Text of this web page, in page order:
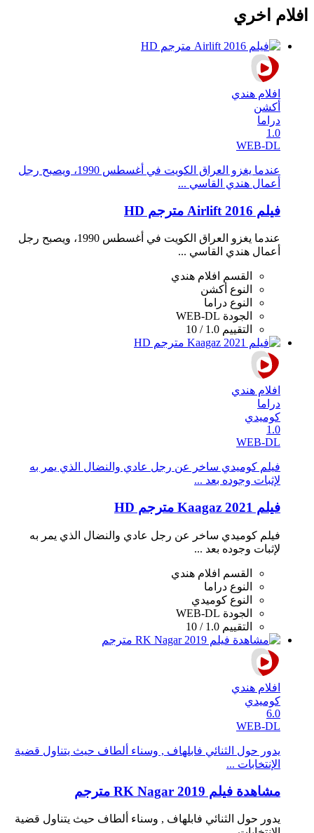
افلام اخري
افلام هندي
أكشن
دراما
1.0
WEB-DL
عندما يغزو العراق الكويت في أغسطس 1990، ويصبح رجل
أعمال هندي القاسي ...
فيلم Airlift 2016 مترجم HD
عندما يغزو العراق الكويت في أغسطس 1990، ويصبح رجل
أعمال هندي القاسي ...
القسم
افلام هندي
النوع أكشن
النوع دراما
الجودة WEB-DL
التقييم 1.0 / 10
افلام هندي
دراما
كوميدي
1.0
WEB-DL
فيلم كوميدي ساخر عن رجل عادي والنضال الذي يمر به
لإثبات وجوده بعد ...
فيلم Kaagaz 2021 مترجم HD
فيلم كوميدي ساخر عن رجل عادي والنضال الذي يمر به
لإثبات وجوده بعد ...
القسم
افلام هندي
النوع دراما
النوع كوميدي
الجودة WEB-DL
التقييم 1.0 / 10
افلام هندي
كوميدي
6.0
WEB-DL
يدور حول الثنائي فابلهاف , وسناء ألطاف حيث يتناول قضية
الإنتخابات ...
مشاهدة فيلم RK Nagar 2019 مترجم
يدور حول الثنائي فابلهاف , وسناء ألطاف حيث يتناول قضية